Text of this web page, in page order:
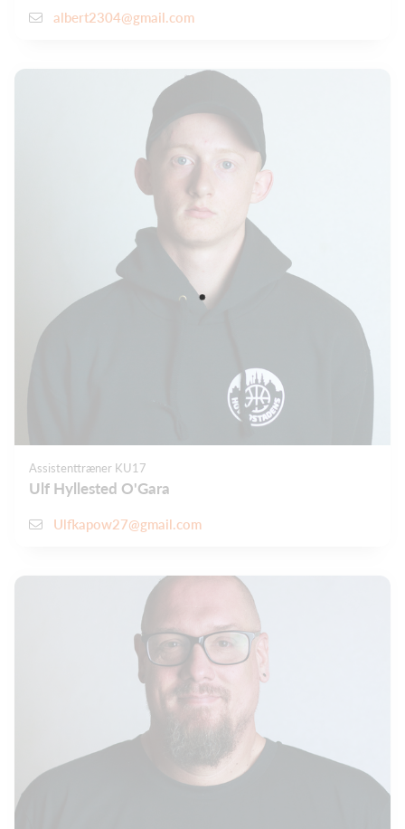
albert2304@gmail.com
Assistenttræner KU17
Ulf Hyllested O'Gara
Ulfkapow27@gmail.com